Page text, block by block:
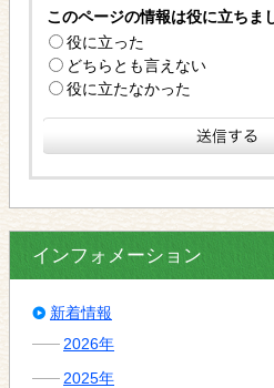
このページの情報は役に立ちま
役に立った
どちらとも言えない
役に立たなかった
インフォメーション
新着情報
2026年
2025年